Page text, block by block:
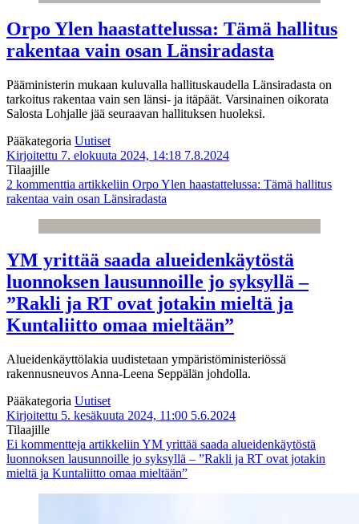
Orpo Ylen haastattelussa: Tämä hallitus
rakentaa vain osan Länsiradasta
Pääministerin mukaan kuluvalla hallituskaudella Länsiradasta on
tarkoitus rakentaa vain sen länsi- ja itäpäät. Varsinainen oikorata
Salosta Lohjalle jää seuraavan hallituksen huoleksi.
Pääkategoria Uutiset
Kirjoitettu 7. elokuuta 2024, 14:18 7.8.2024
Tilaajille
2 kommenttia artikkeliin Orpo Ylen haastattelussa: Tämä hallitus
rakentaa vain osan Länsiradasta
YM yrittää saada alueidenkäytöstä
luonnoksen lausunnoille jo syksyllä –
”Rakli ja RT ovat jotakin mieltä ja
Kuntaliitto omaa mieltään”
Alueidenkäyttölakia uudistetaan ympäristöministeriössä
rakennusneuvos Anna-Leena Seppälän johdolla.
Pääkategoria Uutiset
Kirjoitettu 5. kesäkuuta 2024, 11:00 5.6.2024
Tilaajille
Ei kommentteja artikkeliin YM yrittää saada alueidenkäytöstä
luonnoksen lausunnoille jo syksyllä – ”Rakli ja RT ovat jotakin
mieltä ja Kuntaliitto omaa mieltään”